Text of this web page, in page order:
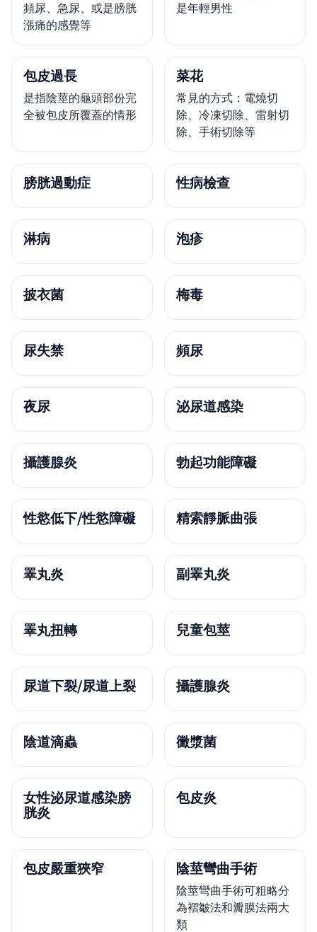
頻尿、急尿、或是膀胱
漲痛的感覺等
是年輕男性
包皮過長
是指陰莖的龜頭部份完
全被包皮所覆蓋的情形
菜花
常見的方式：電燒切
除、冷凍切除、雷射切
除、手術切除等
膀胱過動症 性病檢查
淋病 泡疹
披衣菌 梅毒
尿失禁 頻尿
夜尿 泌尿道感染
攝護腺炎 勃起功能障礙
性慾低下/性慾障礙 精索靜脈曲張
睪丸炎 副睪丸炎
睪丸扭轉 兒童包莖
尿道下裂/尿道上裂 攝護腺炎
陰道滴蟲 黴漿菌
女性泌尿道感染膀
胱炎
包皮炎
包皮嚴重狹窄 陰莖彎曲手術
陰莖彎曲手術可粗略分
為褶皺法和瓣膜法兩大
類